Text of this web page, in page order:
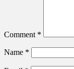
Comment *
Name *